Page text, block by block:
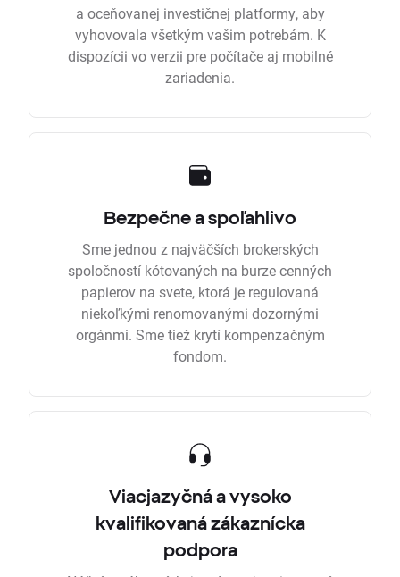
a oceňovanej investičnej platformy, aby
vyhovovala všetkým vašim potrebám. K
dispozícii vo verzii pre počítače aj mobilné
zariadenia.
Bezpečne a spoľahlivo
Sme jednou z najväčších brokerských
spoločností kótovaných na burze cenných
papierov na svete, ktorá je regulovaná
niekoľkými renomovanými dozornými
orgánmi. Sme tiež krytí kompenzačným
fondom.
Viacjazyčná a vysoko
kvalifikovaná zákaznícka
podpora